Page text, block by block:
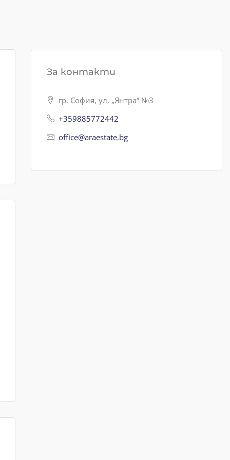
За контакти
гр. София, ул. „Янтра“ №3
+359885772442
office@araestate.bg